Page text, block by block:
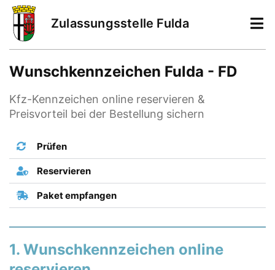
Zulassungsstelle Fulda
Wunschkennzeichen Fulda - FD
Kfz-Kennzeichen online reservieren &
Preisvorteil bei der Bestellung sichern
Prüfen
Reservieren
Paket empfangen
1. Wunschkennzeichen online